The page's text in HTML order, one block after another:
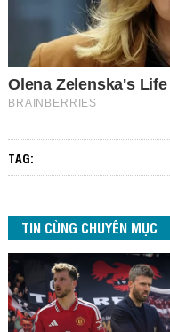
TAG:
TIN CÙNG CHUYÊN MỤC